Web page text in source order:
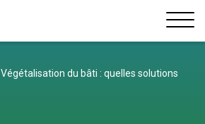
Végétalisation du bâti : quelles solutions